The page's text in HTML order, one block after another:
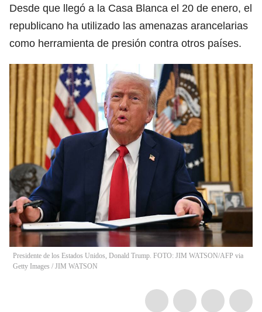
Desde que llegó a la Casa Blanca el 20 de enero, el
republicano ha utilizado las amenazas arancelarias
como herramienta de presión contra otros países.
Presidente de los Estados Unidos, Donald Trump. FOTO: JIM WATSON/AFP via
Getty Images / JIM WATSON